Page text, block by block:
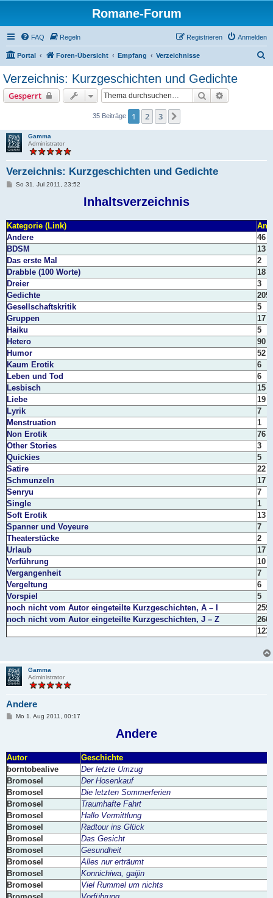
Romane-Forum
FAQ Regeln Anmelden
Registrieren
Portal Foren-Übersicht Empfang Verzeichnisse
Verzeichnis: Kurzgeschichten und Gedichte
Gesperrt Suche
35 Beiträge 1 2 3
Gamma
Administrator
Verzeichnis: Kurzgeschichten und Gedichte
B
a
g
So 31. Jul 2011, 23:52
Inhaltsverzeichnis
Kategorie (Link)
Andere
46
BDSM
13
Das erste Mal
2
Drabble (100 Worte)
18
Dreier
3
Gedichte
205
Gesellschaftskritik
5
Gruppen
17
Haiku
5
Hetero
90
Humor
52
Kaum Erotik
6
Leben und Tod
6
Lesbisch
15
Liebe
19
Lyrik
7
Menstruation
1
Non Erotik
76
Other Stories
3
Quickies
5
Satire
22
Schmunzeln
17
Senryu
7
Single
1
Soft Erotik
13
Spanner und Voyeure
7
Theaterstücke
2
Urlaub
17
Verführung
10
Vergangenheit
7
Vergeltung
6
Vorspiel
5
noch nicht vom Autor eingeteilte Kurzgeschichten, A – I
259
noch nicht vom Autor eingeteilte Kurzgeschichten, J – Z
266
Gamma
Administrator
Andere
B
a
g
Mo 1. Aug 2011, 00:17
Andere
Autor
Geschichte
borntobealive
Der letzte Umzug
Bromosel
Der Hosenkauf
Bromosel
Die letzten Sommerferien
Bromosel
Traumhafte Fahrt
Bromosel
Hallo Vermittlung
Bromosel
Radtour ins Glück
Bromosel
Das Gesicht
Bromosel
Gesundheit
Bromosel
Alles nur erträumt
Bromosel
Konnichiwa, gaijin
Bromosel
Viel Rummel um nichts